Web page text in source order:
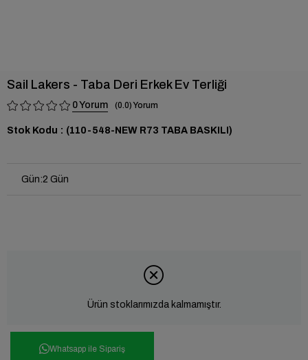
Sail Lakers - Taba Deri Erkek Ev Terliği
0 0.0
Stok Kodu (110-548-NEW R73 TABA BASKILI)
Gün:2 Gün
Ürün stoklarımızda kalmamıştır.
Whatsapp ile Sipariş